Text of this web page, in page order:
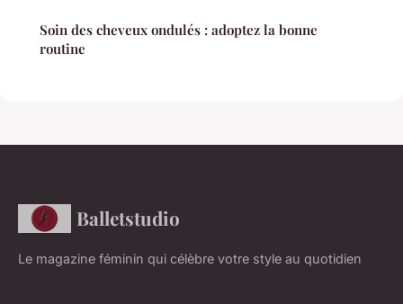
Soin des cheveux ondulés : adoptez la bonne
routine
Balletstudio
Le magazine féminin qui célèbre votre style au quotidien